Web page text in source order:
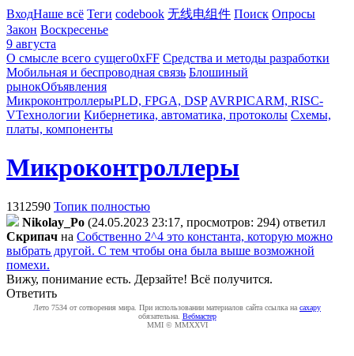
ВходНаше всё Теги codebook 无线电组件 Поиск Опросы
Закон Воскресенье
9 августа
О смысле всего сущего0xFF Средства и методы разработки
Мобильная и беспроводная связь Блошиный
рынокОбъявления
МикроконтроллерыPLD, FPGA, DSP AVRPICARM, RISC-
VТехнологии Кибернетика, автоматика, протоколы Схемы,
платы, компоненты
Микроконтроллеры
1312590 Топик полностью
Nikolay_Po (24.05.2023 23:17, просмотров: 294) ответил
Cкpипaч на Собственно 2^4 это константа, которую можно
выбрать другой. С тем чтобы она была выше возможной
помехи.
Вижу, понимание есть. Дерзайте! Всё получится.
Ответить
Лето 7534 от сотворения мира. При использовании материалов сайта ссылка на caxapу
обязательна. Вебмастер
MMI © MMXXVI